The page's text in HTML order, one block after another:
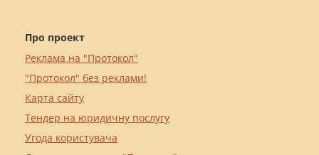
Про проект
Реклама на "Протокол"
"Протокол" без реклами!
Карта сайту
Тендер на юридичну послугу
Угода користувача